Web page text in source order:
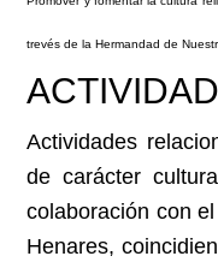
trevés de la Hermandad de
Actividades
de carácter
colaboración con
Henares,